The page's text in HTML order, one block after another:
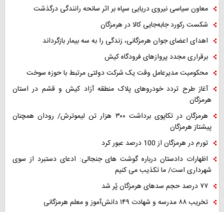
معاون سیاسی نیروی دریایی سپاه بر اثر سانحه رانندگی درگذشت
شکست رکورد جابه‌جایی کالا در هرمزگان
اهدای اعضای جوان هرمزگانی، زندگی را به سه بیمار بازگرداند
برقراری مجدد پروازهای فرودگاه کیش
محکومیت مدیرعامل وقت یک شرکت دولتی مرتبط با حوزه سوخت
آغاز طرح تردد خودروهای پلاک منطقه آزاد کیش و قشم در استان
هرمزگان
هرمزگان در تکاپوی برداشت ۳۰۰ هزار تن لیموترش/ رودان همچنان
پیشتاز هرمزگان
تورم در هرمزگان از 100 درصد عبور کرد
اظهارات دادستان درباره گوشت های جنجالی: ادعای دستبرد از سوی
شهرداری است/ ما تکذیب می کنیم
۷۷ درصد حجم سدهای هرمزگان پُر شد
تخریب ۸۸ مدرسه و شهادت ۱۴۹ دانش‌آموز و معلم هرمزگانی